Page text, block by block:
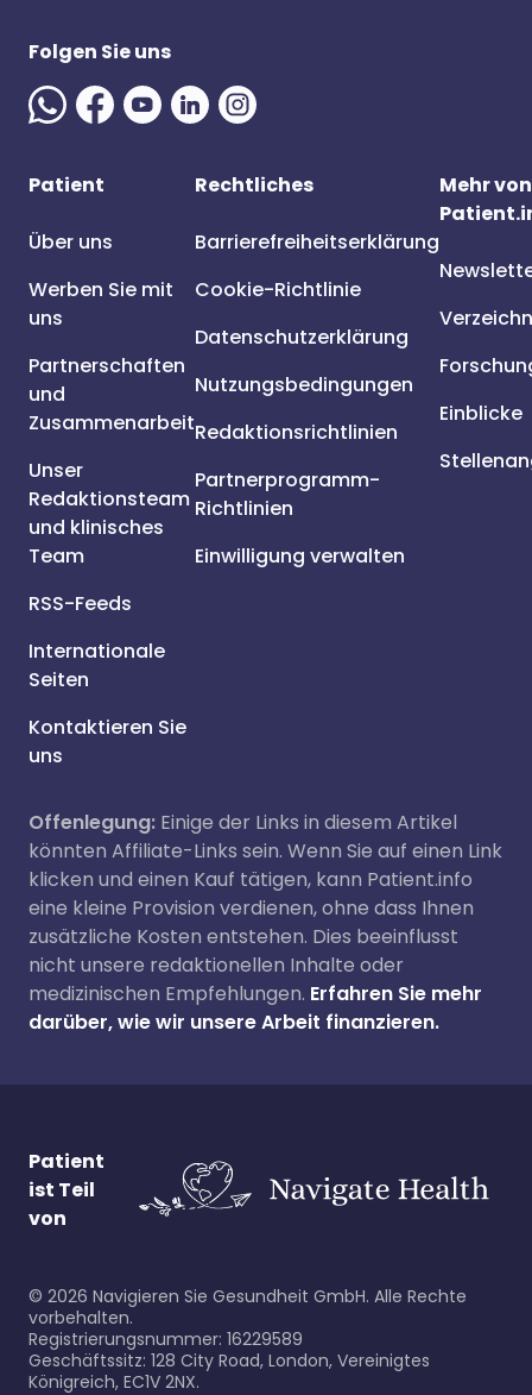
Folgen Sie uns
Patient
Über uns
Werben Sie mit
uns
Partnerschaften
und
Zusammenarbeit
Unser
Redaktionsteam
und klinisches
Team
RSS-Feeds
Internationale
Seiten
Kontaktieren Sie
uns
Rechtliches
Barrierefreiheitserklärung
Cookie-Richtlinie
Datenschutzerklärung
Nutzungsbedingungen
Redaktionsrichtlinien
Partnerprogramm-
Richtlinien
Einwilligung verwalten
Mehr von
Einblicke
Offenlegung: Einige der Links in diesem Artikel
könnten Affiliate-Links sein. Wenn Sie auf einen Link
klicken und einen Kauf tätigen, kann Patient.info
eine kleine Provision verdienen, ohne dass Ihnen
zusätzliche Kosten entstehen. Dies beeinflusst
nicht unsere redaktionellen Inhalte oder
medizinischen Empfehlungen. Erfahren Sie mehr
darüber, wie wir unsere Arbeit finanzieren.
Patient
ist Teil
von
© 2026 Navigieren Sie Gesundheit GmbH. Alle Rechte
vorbehalten.
Registrierungsnummer: 16229589
Geschäftssitz: 128 City Road, London, Vereinigtes
Königreich, EC1V 2NX.